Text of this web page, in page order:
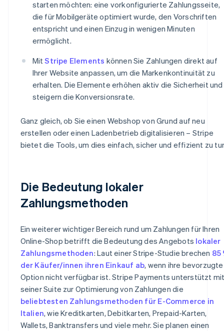
starten möchten: eine vorkonfigurierte Zahlungsseite,
die für Mobilgeräte optimiert wurde, den Vorschriften
entspricht und einen Einzug in wenigen Minuten
ermöglicht.
MitStripe Elements können Sie Zahlungen direkt auf
Ihrer Website anpassen, um die Markenkontinuität zu
erhalten. Die Elemente erhöhen aktiv die Sicherheit und
steigern die Konversionsrate.
Ganz gleich, ob Sie einen Webshop von Grund auf neu
erstellen oder einen Ladenbetrieb digitalisieren – Stripe
bietet die Tools, um dies einfach, sicher und effizient zu
Die Bedeutung lokaler
Zahlungsmethoden
Ein weiterer wichtiger Bereich rund um Zahlungen für Ihren
Online-Shop betrifft die Bedeutung des Angebots lokaler
Zahlungsmethoden: Laut einer Stripe-Studie brechen 85
der Käufer/innen ihren Einkauf ab, wenn ihre bevorzugte
Option nicht verfügbar ist. Stripe Payments unterstützt
seiner Suite zur Optimierung von Zahlungen die
beliebtesten Zahlungsmethoden für E-Commerce in
Italien, wie Kreditkarten, Debitkarten, Prepaid-Karten,
Wallets, Banktransfers und viele mehr. Sie planen einen